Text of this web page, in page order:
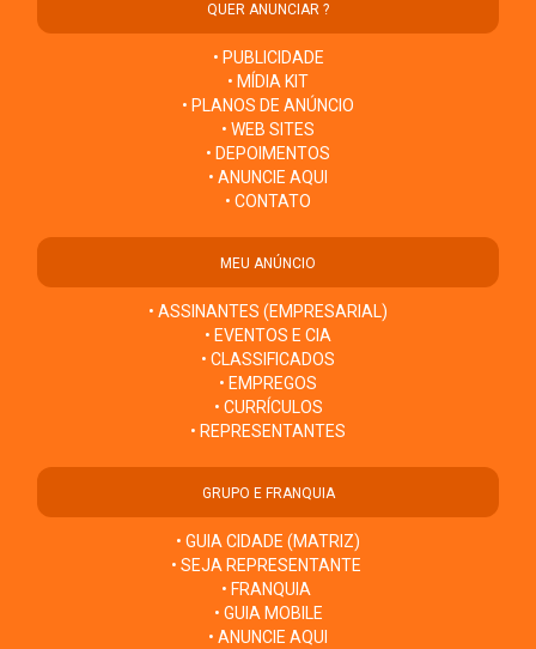
QUER ANUNCIAR ?
• PUBLICIDADE
• MÍDIA KIT
• PLANOS DE ANÚNCIO
• WEB SITES
• DEPOIMENTOS
• ANUNCIE AQUI
• CONTATO
MEU ANÚNCIO
• ASSINANTES (EMPRESARIAL)
• EVENTOS E CIA
• CLASSIFICADOS
• EMPREGOS
• CURRÍCULOS
• REPRESENTANTES
GRUPO E FRANQUIA
• GUIA CIDADE (MATRIZ)
• SEJA REPRESENTANTE
• FRANQUIA
• GUIA MOBILE
• ANUNCIE AQUI